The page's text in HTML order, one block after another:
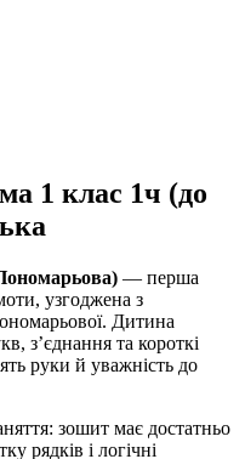
1 клас 1ч (до
— перша
узгоджена з
Дитина
з’єднання та короткі
руки й уважність до
зошит має достатньо
рядків і логічні